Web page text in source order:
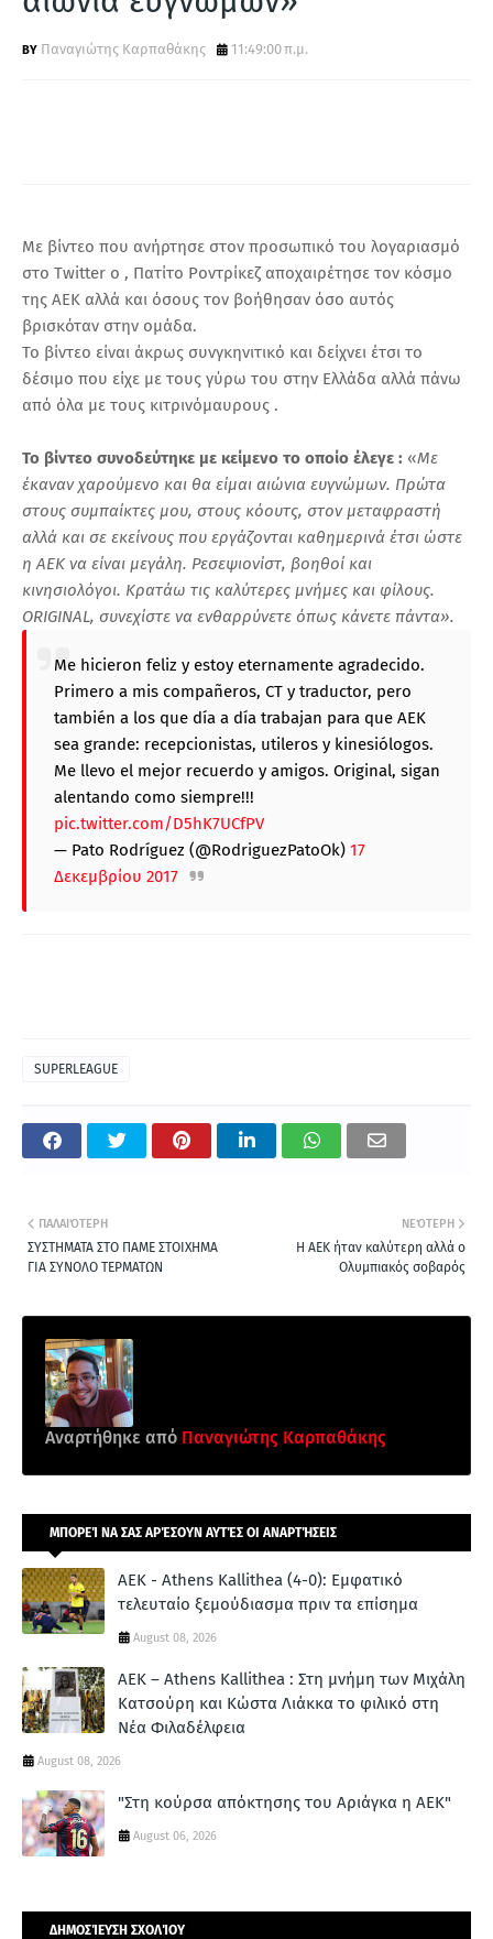
Παναγιώτης Καρπαθάκης 11:49:00 π.μ.
Με βίντεο που ανήρτησε στον προσωπικό του λογαριασμό
στο Twitter ο , Πατίτο Ροντρίκεζ αποχαιρέτησε τον κόσμο
της ΑΕΚ αλλά και όσους τον βοήθησαν όσο αυτός
βρισκόταν στην ομάδα.
Το βίντεο είναι άκρως συνγκηνιτικό και δείχνει έτσι το
δέσιμο που είχε με τους γύρω του στην Ελλάδα αλλά πάνω
από όλα με τους κιτρινόμαυρους .
Το βίντεο συνοδεύτηκε με κείμενο το οποίο έλεγε : «Με
έκαναν χαρούμενο και θα είμαι αιώνια ευγνώμων. Πρώτα
στους συμπαίκτες μου, στους κόουτς, στον μεταφραστή
αλλά και σε εκείνους που εργάζονται καθημερινά έτσι ώστε
η ΑΕΚ να είναι μεγάλη. Ρεσεψιονίστ, βοηθοί και
κινησιολόγοι. Κρατάω τις καλύτερες μνήμες και φίλους.
ORIGINAL, συνεχίστε να ενθαρρύνετε όπως κάνετε πάντα».
Me hicieron feliz y estoy eternamente agradecido.
Primero a mis compañeros, CT y traductor, pero
también a los que día a día trabajan para que AEK
sea grande: recepcionistas, utileros y kinesiólogos.
Me llevo el mejor recuerdo y amigos. Original, sigan
alentando como siempre!!!
pic.twitter.com/D5hK7UCfPV
— Pato Rodríguez (@RodriguezPatoOk) 17
Δεκεμβρίου 2017
SUPERLEAGUE
ΝΕΌΤΕΡΗ
Η ΑΕΚ ήταν καλύτερη αλλά ο
Ολυμπιακός σοβαρός
ΠΑΛΑΙΌΤΕΡΗ
ΣΥΣΤΗΜΑΤΑ ΣΤΟ ΠΑΜΕ ΣΤΟΙΧΗΜΑ
ΓΙΑ ΣΥΝΟΛΟ ΤΕΡΜΑΤΩΝ
Αναρτήθηκε από Παναγιώτης Καρπαθάκης
ΜΠΟΡΕΊ ΝΑ ΣΑΣ ΑΡΈΣΟΥΝ ΑΥΤΈΣ ΟΙ ΑΝΑΡΤΉΣΕΙΣ
ΑΕΚ - Athens Kallithea (4-0): Εμφατικό
τελευταίο ξεμούδιασμα πριν τα επίσημα
August 08, 2026
ΑΕΚ – Athens Kallithea : Στη μνήμη των Μιχάλη
Κατσούρη και Κώστα Λιάκκα το φιλικό στη
Νέα Φιλαδέλφεια
August 08, 2026
"Στη κούρσα απόκτησης του Αριάγκα η ΑΕΚ"
August 06, 2026
ΔΗΜΟΣΊΕΥΣΗ ΣΧΟΛΊΟΥ